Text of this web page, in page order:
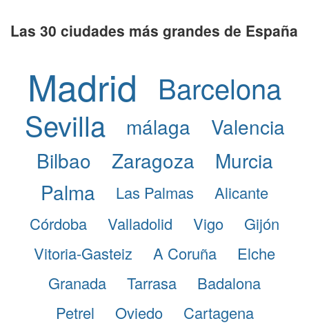
Las 30 ciudades más grandes de España
Madrid
Barcelona
Sevilla
málaga
Valencia
Bilbao
Zaragoza
Murcia
Palma
Las Palmas
Alicante
Córdoba
Valladolid Vigo
Gijón
Vitoria-Gasteiz
A Coruña
Elche
Granada
Tarrasa
Badalona
Petrel
Oviedo
Cartagena